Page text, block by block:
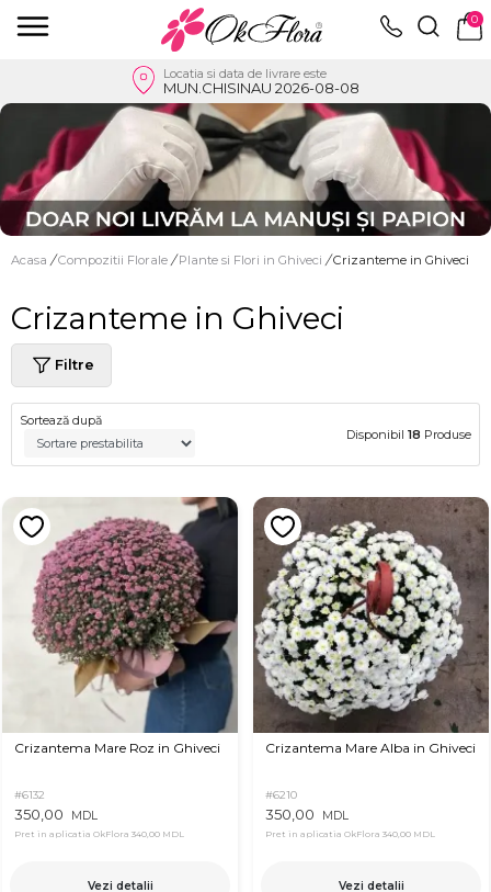
0
Locatia si data de livrare este
MUN.CHISINAU 2026-08-08
Acasa / Compozitii Florale / Plante si Flori in Ghiveci / Crizanteme in Ghiveci
Crizanteme in Ghiveci
Filtre
Sortează după
Disponibil 18 Produse
Crizantema Mare Roz in Ghiveci
#6132
350,00 MDL
Pret in aplicatia OkFlora 340,00 MDL
Vezi detalii
Crizantema Mare Alba in Ghiveci
#6210
350,00 MDL
Pret in aplicatia OkFlora 340,00 MDL
Vezi detalii